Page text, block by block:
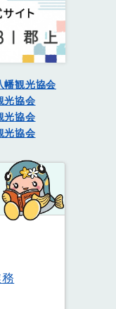
幡観光協会
光協会
光協会
光協会